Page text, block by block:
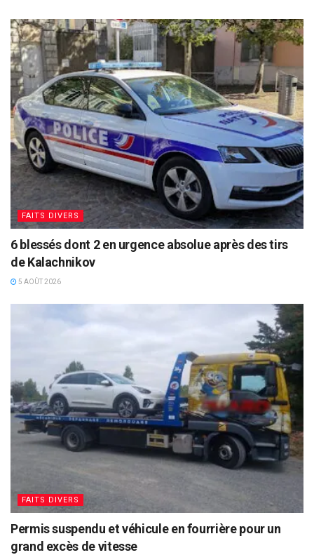
FAITS DIVERS
6 blessés dont 2 en urgence absolue après des tirs
de Kalachnikov
5 AOÛT 2026
FAITS DIVERS
Permis suspendu et véhicule en fourrière pour un
grand excès de vitesse